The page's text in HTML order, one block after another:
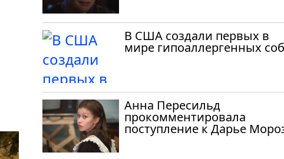
В США создали первых в
мире гипоаллергенных
Анна Пересильд
прокомментировала
поступление к Дарье